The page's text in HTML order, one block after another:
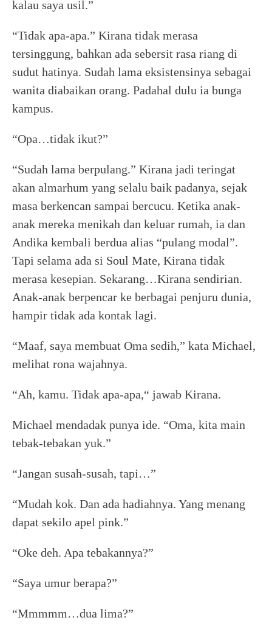
kalau saya usil.”
“Tidak apa-apa.” Kirana tidak merasa
tersinggung, bahkan ada sebersit rasa riang di
sudut hatinya. Sudah lama eksistensinya sebagai
wanita diabaikan orang. Padahal dulu ia bunga
kampus.
“Opa…tidak ikut?”
“Sudah lama berpulang.” Kirana jadi teringat
akan almarhum yang selalu baik padanya, sejak
masa berkencan sampai bercucu. Ketika anak-
anak mereka menikah dan keluar rumah, ia dan
Andika kembali berdua alias “pulang modal”.
Tapi selama ada si Soul Mate, Kirana tidak
merasa kesepian. Sekarang…Kirana sendirian.
Anak-anak berpencar ke berbagai penjuru dunia,
hampir tidak ada kontak lagi.
“Maaf, saya membuat Oma sedih,” kata Michael,
melihat rona wajahnya.
“Ah, kamu. Tidak apa-apa,“ jawab Kirana.
Michael mendadak punya ide. “Oma, kita main
tebak-tebakan yuk.”
“Jangan susah-susah, tapi…”
“Mudah kok. Dan ada hadiahnya. Yang menang
dapat sekilo apel pink.”
“Oke deh. Apa tebakannya?”
“Saya umur berapa?”
“Mmmmm…dua lima?”